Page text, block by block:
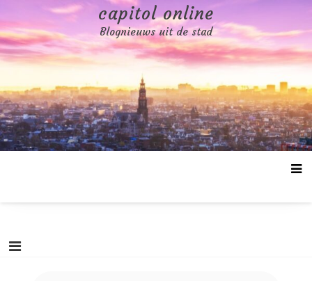
to
content
capitol online
Blognieuws uit de stad